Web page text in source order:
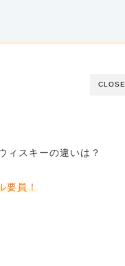
CLOSE
ィスキーの違いは？
要員！